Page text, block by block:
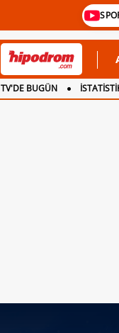
TV'DE BUGÜN